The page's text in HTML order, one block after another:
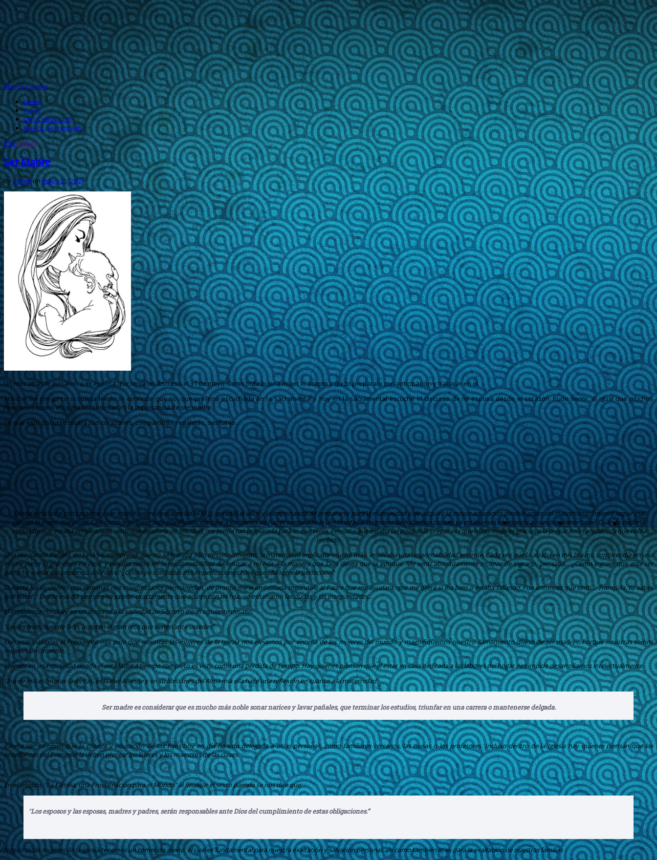
Skip to content
Home
Indice
Otros sitios SUD
Acerca de Cumorah
RSSGallery
Ser Madre
Byadmin onmayo 31, 2009
Un mes atrás le avisaron a mi esposa que tenia un discurso el 31 de mayo. Como toda buena mujer lo acepto y quizo preparalo con anticipacion y trabajar en el.
Anoche me pregunto si queria leerlo, le conteste que no, que preferia escucharlo en la sacramental y hoy en la sacramental escuche el discurso de mi esposa desde el corazón. Pude sentir, al igual que muchos
hermanos (como ellos me lo comentaron) la importancia de ser madre.
Se que este discurso tocara sus corazones, compartenlo, regalenlo, sientanlo.
Desde niña soñé con casarme y ser madre, en mi época de las M.M.J.J. aprendí el valor y la importancia de prepararse para la maternidad y de adquirir la mayor educación posible antes del matrimonio. Intenté seguir ese
patrón lo mejor que pude. Casi como si hubiese sido planificado me casé a los meses de haber terminado la universidad a los meses de habernos casado ya estábamos esperando a nuestro primer bebe. Cuando recibí la
noticia de que estaba embarazada, sentí que estallaría de felicidad, me sentía tan preparada para lo que venía. Pensaba que estaba un poco más preparada que otras mujeres gracias a la preparación académica que había
recibido.
Una vez nacida Rafaela, en casa ya, comprendí que no se trataba sólo de conocimiento, la maternidad implicaba mucho más, implicaba una responsabilidad enorme. Cada vez que la alzaba en mis brazos, comprendía en una
ínfima parte la grandeza de Dios, y pesaba sobre mí la responsabilidad de educar a mi hija a la manera que Dios desea que la eduque. Me sentí absolutamente incapaz de lograrlo, pensaba… ¿Cómo lograré que este ser
perfecto vuelva a la presencia del Padre? ¿Cómo yo con todas mis imperfecciones haré que ella logre la perfección?
Durante las siguientes dos semanas mis inseguridades permanecían, de pronto me vi arrodillada rogándole al Padre que me ayudara, que me dijera si iba bien o estaba fallando. Fue entonces que sentí… Tranquila, tú sabes
qué hacer… Desde ese día siempre he sabido exactamente qué ocurre con mi hija, se esfumaron las dudas y las inseguridades…
El Presidente Hinckley en un discurso a la sociedad de Socorro dio el siguiente desafío:
“Levántense, hijas de Sión, acepten el gran reto que tienen ante ustedes”
Con esas palabras el Presidente nos pide que nosotras las mujeres de la Iglesia nos elevemos por encima de las mujeres del mundo y magnifiquemos nuestro llamamiento divino de ser madres. Porque nosotras somos
mujeres de convenio.
Vivimos en una sociedad donde el ser Madre a tiempo completo es visto como una pérdida de tiempo. Hay quienes piensan que el estar en casa dedicada a las labores del hogar nos impide desarrollarnos intelectualmente.
Una de mis escritoras favoritas, es Isabel Allende y en su libro Inés del Alma mía ella hace una reflexión en cuanto a la maternidad:
Ser madre es considerar que es mucho más noble sonar narices y lavar pañales, que terminar los estudios, triunfar en una carrera o mantenerse delgada.
Parece ser, también que la crianza y educación de los hijos hoy en día ha sido delegada a otras personas, como familiares cercanos, las nanas o los profesores. Incluso dentro de la Iglesia hay quienes piensan que las
enseñanzas del Evangelio la deben otorgar los líderes y los maestros de las clases.
En el artículo, “La Familia: una Proclamación para el Mundo” al finalizar el sexto párrafo se nos dice que:
“Los esposos y las esposas, madres y padres, serán responsables ante Dios del cumplimiento de estas obligaciones.”
Nosotras las mujeres de la iglesia tenemos un cometido divino, el cual es fundamental para nuestra exaltación y salvación personal, así como también lo es para la exaltación de nuestras familias